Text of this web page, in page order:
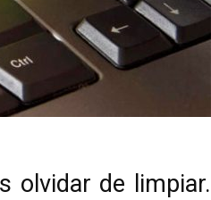
olvidar de limpiar.